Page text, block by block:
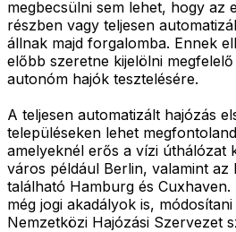
megbecsülni sem lehet, hogy az
részben vagy teljesen
állnak majd forgalomba. Ennek
előbb szeretne kijelölni
autonóm hajók tesztelésére.
A teljesen automatizált hajózás
településeken lehet
amelyeknél erős a vízi úthálózat
város például Berlin, valamint az
található Hamburg és
még jogi akadályok is,
Nemzetközi Hajózási Szervezet